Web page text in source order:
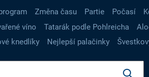
Změna času Partie Počasí
víno Tatarák podle Pohlreicha
knedlíky Nejlepší palačinky